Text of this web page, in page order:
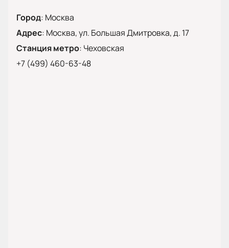
Город: Москва
Адрес: Москва, ул. Большая Дмитровка, д. 17
Станция метро: Чеховская
+7 (499) 460-63-48